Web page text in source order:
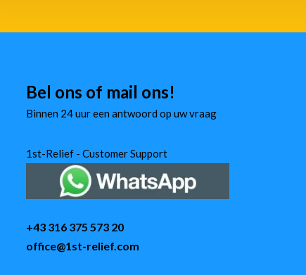
Bel ons of mail ons!
Binnen 24 uur een antwoord op uw vraag
1st-Relief - Customer Support
+43 316 375 573 20
office@1st-relief.com